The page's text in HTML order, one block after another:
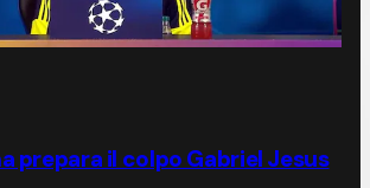
prepara il colpo Gabriel Jesus